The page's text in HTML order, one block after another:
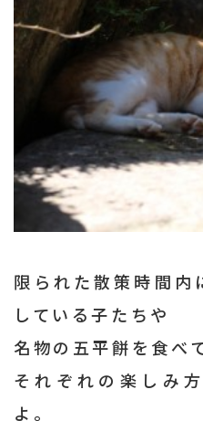
限られた散策時間内
している子たちや
名物の五平餅を食べ
それぞれの楽しみ
よ。